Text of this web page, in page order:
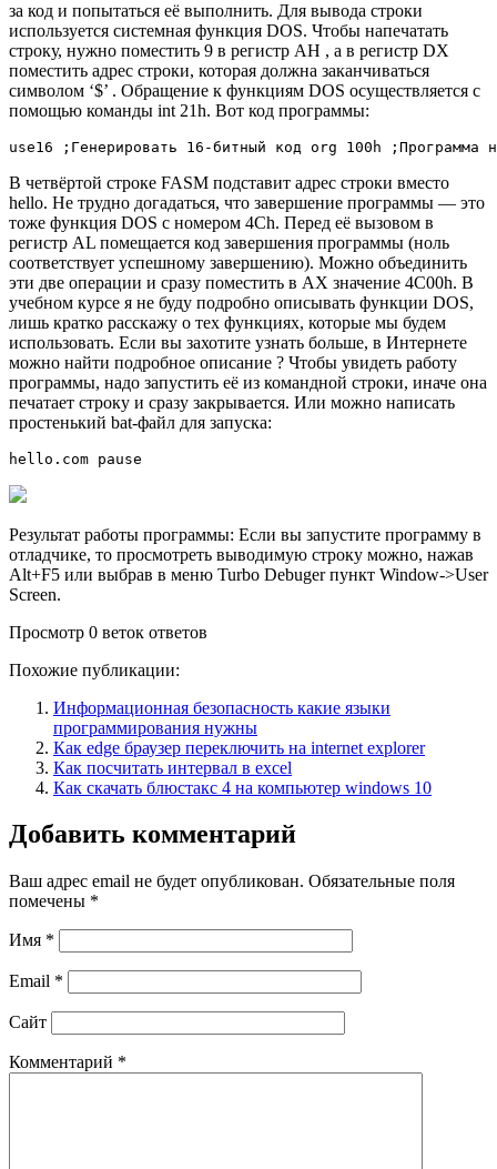
за код и попытаться её выполнить. Для вывода строки
используется системная функция DOS. Чтобы напечатать
строку, нужно поместить 9 в регистр AH , а в регистр DX
поместить адрес строки, которая должна заканчиваться
символом ‘$’ . Обращение к функциям DOS осуществляется с
помощью команды int 21h. Вот код программы:
use16 ;Генерировать 16-битный код org 100h
В четвёртой строке FASM подставит адрес строки вместо
hello. Не трудно догадаться, что завершение программы — это
тоже функция DOS с номером 4Ch. Перед её вызовом в
регистр AL помещается код завершения программы (ноль
соответствует успешному завершению). Можно объединить
эти две операции и сразу поместить в AX значение 4C00h. В
учебном курсе я не буду подробно описывать функции DOS,
лишь кратко расскажу о тех функциях, которые мы будем
использовать. Если вы захотите узнать больше, в Интернете
можно найти подробное описание ? Чтобы увидеть работу
программы, надо запустить её из командной строки, иначе она
печатает строку и сразу закрывается. Или можно написать
простенький bat-файл для запуска:
hello.com pause
Результат работы программы: Если вы запустите программу в
отладчике, то просмотреть выводимую строку можно, нажав
Alt+F5 или выбрав в меню Turbo Debuger пункт Window->User
Screen.
Просмотр 0 веток ответов
Похожие публикации:
Информационная безопасность какие языки
программирования нужны
Как edge браузер переключить на internet explorer
Как посчитать интервал в excel
Как скачать блюстакс 4 на компьютер windows 10
Добавить комментарий
Ваш адрес email не будет опубликован. Обязательные поля
помечены *
Имя *
Email *
Сайт
Комментарий *